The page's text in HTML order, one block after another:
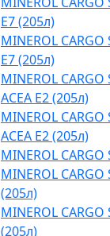
E7 (205л)
MINEROL CARGO
E7 (205л)
MINEROL CARGO
ACEA E2 (205л)
MINEROL CARGO
ACEA E2 (205л)
MINEROL CARGO
MINEROL CARGO
(205л)
MINEROL CARGO
(205л)